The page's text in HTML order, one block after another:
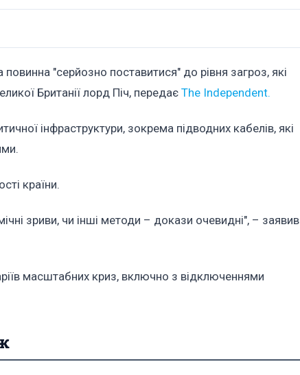
повинна "серйозно поставитися" до рівня загроз, які
Британії лорд Піч, передає The Independent.
інфраструктури, зокрема підводних кабелів, які
країни.
зриви, чи інші методи – докази очевидні", – заявив
масштабних криз, включно з відключеннями